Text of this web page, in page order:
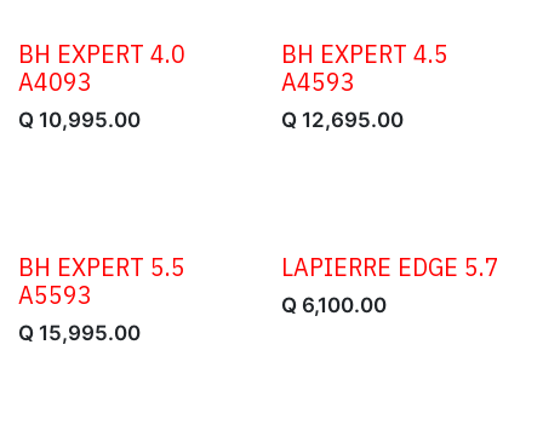
BH EXPERT 4.0
A4093
Q 10,995.00
BH EXPERT 4.5
A4593
Q 12,695.00
BH EXPERT 5.5
A5593
Q 15,995.00
OFERTA
LAPIERRE EDGE 5.7
Q 6,100.00